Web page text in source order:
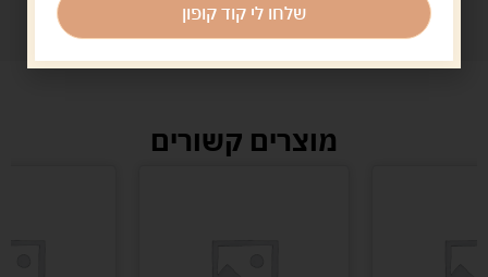
מוצרים קשורים
שלחו לי קוד קופון